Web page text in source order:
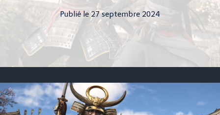
Publié le27 septembre 2024